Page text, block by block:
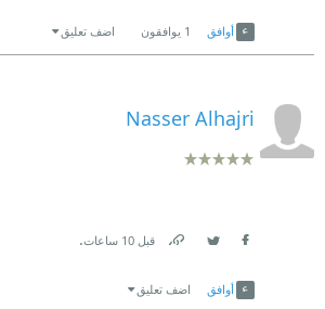
أوافق 1 يوافقون اضف تعليق
Nasser Alhajri
قبل 10 ساعات .
أوافق اضف تعليق